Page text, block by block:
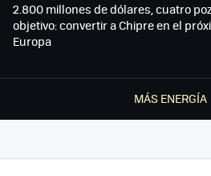
MÁS ENERGÍA
2.800 millones de dólares, cuatro
objetivo: convertir a Chipre en el
Europa